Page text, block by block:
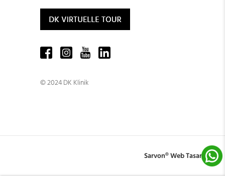
© 2024 DK Klinik
Sarvon®Web Tasarım